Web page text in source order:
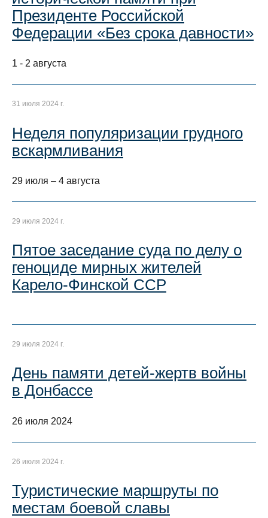
Президенте Российской
Федерации «Без срока давности»
1 - 2 августа
31 июля 2024 г.
Неделя популяризации грудного
вскармливания
29 июля – 4 августа
29 июля 2024 г.
Пятое заседание суда по делу о
геноциде мирных жителей
Карело-Финской ССР
29 июля 2024 г.
День памяти детей-жертв войны
в Донбассе
26 июля 2024
26 июля 2024 г.
Туристические маршруты по
местам боевой славы